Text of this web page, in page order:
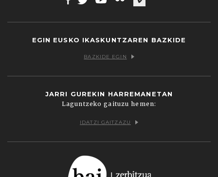
EGIN EUSKO IKASKUNTZAREN BAZKIDE
BAZKIDE EGIN
JARRI GUREKIN HARREMANETAN
Laguntzeko gaituzu hemen:
IDATZI GAITZAZU